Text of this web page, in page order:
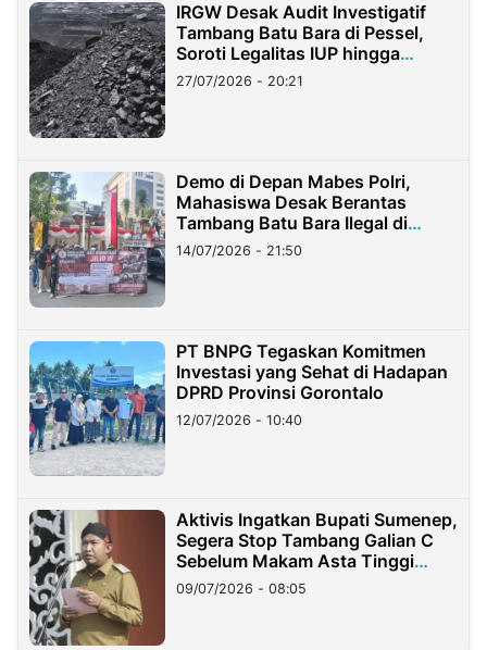
IRGW Desak Audit Investigatif
Tambang Batu Bara di Pessel,
Soroti Legalitas IUP hingga
Stockpile
27/07/2026 - 20:21
Demo di Depan Mabes Polri,
Mahasiswa Desak Berantas
Tambang Batu Bara Ilegal di
Lampung
14/07/2026 - 21:50
PT BNPG Tegaskan Komitmen
Investasi yang Sehat di Hadapan
DPRD Provinsi Gorontalo
12/07/2026 - 10:40
Aktivis Ingatkan Bupati Sumenep,
Segera Stop Tambang Galian C
Sebelum Makam Asta Tinggi
Longsor
09/07/2026 - 08:05